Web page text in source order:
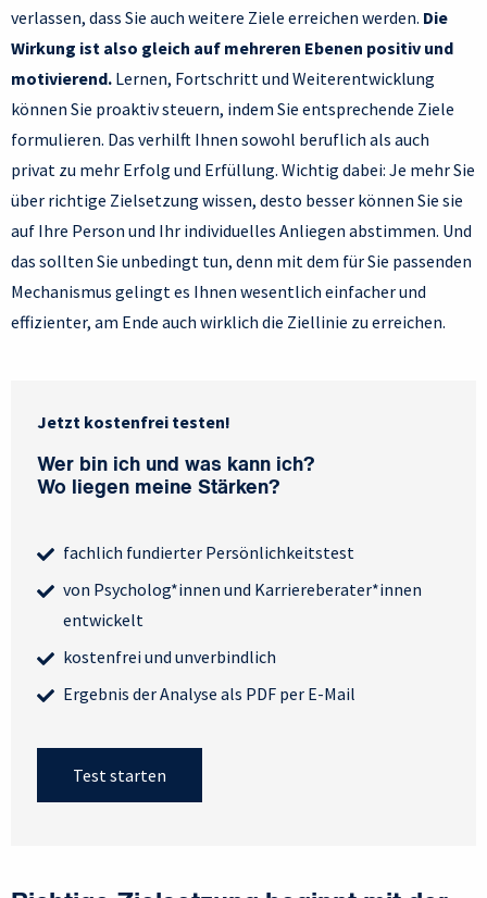
verlassen, dass Sie auch weitere Ziele erreichen werden. Die
Wirkung ist also gleich auf mehreren Ebenen positiv und
motivierend. Lernen, Fortschritt und Weiterentwicklung
können Sie proaktiv steuern, indem Sie entsprechende Ziele
formulieren. Das verhilft Ihnen sowohl beruflich als auch
privat zu mehr Erfolg und Erfüllung. Wichtig dabei: Je mehr Sie
über richtige Zielsetzung wissen, desto besser können Sie sie
auf Ihre Person und Ihr individuelles Anliegen abstimmen. Und
das sollten Sie unbedingt tun, denn mit dem für Sie passenden
Mechanismus gelingt es Ihnen wesentlich einfacher und
effizienter, am Ende auch wirklich die Ziellinie zu erreichen.
Jetzt kostenfrei testen!
Wer bin ich und was kann ich?
Wo liegen meine Stärken?
fachlich fundierter Persönlichkeitstest
von Psycholog*innen und Karriereberater*innen
entwickelt
kostenfrei und unverbindlich
Ergebnis der Analyse als PDF per E-Mail
Test starten